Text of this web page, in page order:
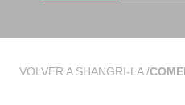
VOLVER A SHANGRI-LA /